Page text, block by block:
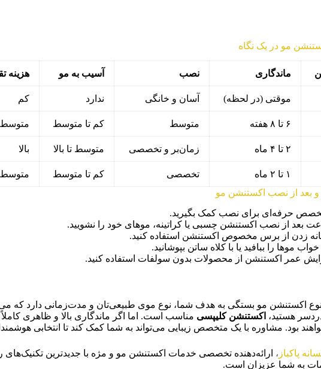
مو در یک نگاه
ماندگاری نصب آسیب به مو هزینه
موقتی (در لحظه) آسان و خانگی ندارد کم
۶ تا ۸ هفته متوسط کم تا متوسط متوسط
۲ تا ۴ ماه زمان‌بر و تخصصی متوسط تا بالا بالا
۱ تا ۲ ماه تخصصی کم تا متوسط متوسط
بعد از نصب اکستنشن مو
حرفه‌ای برای نصب کمک بگیرید.
زدن از برس مخصوص اکستنشن استفاده کنید.
موها را ببافید یا با کلاه ساتن بپوشانید.
عمر اکستنشن از محصولات بدون سولفات استفاده کنید.
نوع اکستنشن مو بستگی به هدف شما، نوع موی طبیعی‌تان و مدت‌زمانی دارد که
هستید، اکستنشن کلیپسی مناسب است. اما اگر ماندگاری بالا و ظاهری
بود. مشاوره با یک متخصص زیبایی می‌تواند به شما کمک کند تا انتخابی
پاکباز ، ارائه‌دهنده تخصصی خدمات اکستنشن مو و مژه با جدیدترین تکنیک‌های
به شما عزیزان است.